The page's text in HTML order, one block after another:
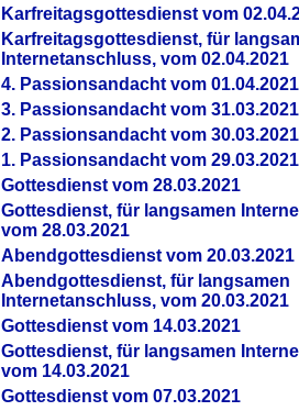
Karfreitagsgottesdienst vom
Karfreitagsgottesdienst, für
Internetanschluss, vom 02.04.2021
4. Passionsandacht vom 01.04.2021
3. Passionsandacht vom 31.03.2021
2. Passionsandacht vom 30.03.2021
1. Passionsandacht vom 29.03.2021
Gottesdienst vom 28.03.2021
Gottesdienst, für langsamen
vom 28.03.2021
Abendgottesdienst vom 20.03.2021
Abendgottesdienst, für langsamen
Internetanschluss, vom 20.03.2021
Gottesdienst vom 14.03.2021
Gottesdienst, für langsamen
vom 14.03.2021
Gottesdienst vom 07.03.2021